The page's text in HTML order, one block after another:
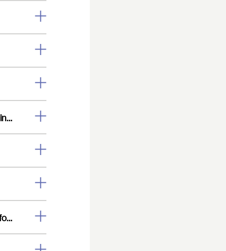
De betaling is afgeschreven maar ik heb geen kaarten en geen bevestigingsmail ontvangen.
Ik heb mijn kaarten niet geprint, kan ik de e-tickets laten zien op mijn telefoon?